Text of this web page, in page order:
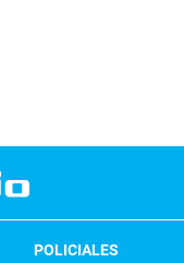
POLICIALES